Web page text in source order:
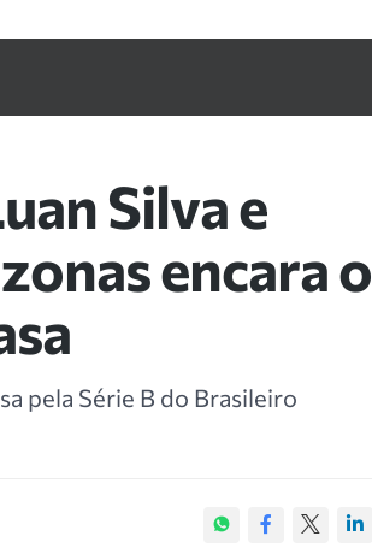
Silva e
encara o
pela Série B do Brasileiro